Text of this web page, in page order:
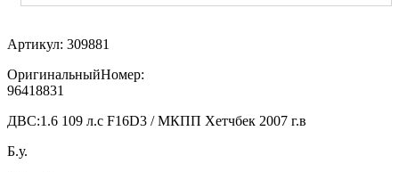
Артикул: 309881
ОригинальныйНомер:
96418831
ДВС:1.6 109 л.с F16D3 / МКПП Хетчбек 2007 г.в
Б.у.